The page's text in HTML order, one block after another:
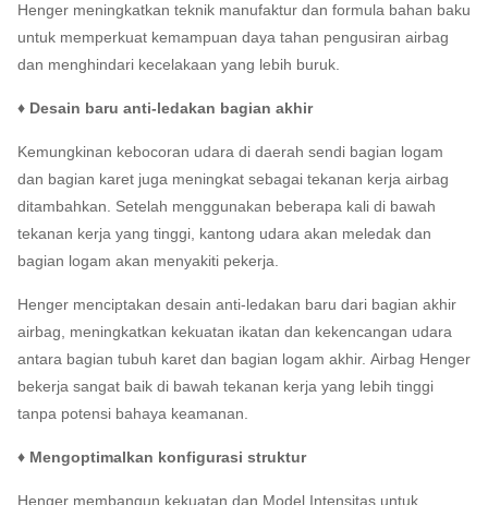
Henger meningkatkan teknik manufaktur dan formula bahan baku
untuk memperkuat kemampuan daya tahan pengusiran airbag
dan menghindari kecelakaan yang lebih buruk.
♦ Desain baru anti-ledakan bagian akhir
Kemungkinan kebocoran udara di daerah sendi bagian logam
dan bagian karet juga meningkat sebagai tekanan kerja airbag
ditambahkan. Setelah menggunakan beberapa kali di bawah
tekanan kerja yang tinggi, kantong udara akan meledak dan
bagian logam akan menyakiti pekerja.
Henger menciptakan desain anti-ledakan baru dari bagian akhir
airbag, meningkatkan kekuatan ikatan dan kekencangan udara
antara bagian tubuh karet dan bagian logam akhir. Airbag Henger
bekerja sangat baik di bawah tekanan kerja yang lebih tinggi
tanpa potensi bahaya keamanan.
♦ Mengoptimalkan konfigurasi struktur
Henger membangun kekuatan dan Model Intensitas untuk